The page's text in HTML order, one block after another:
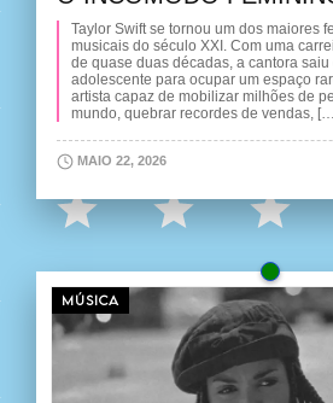
Taylor Swift se tornou um dos maiores
musicais do século XXI. Com uma
de quase duas décadas, a cantora saiu
adolescente para ocupar um espaço
artista capaz de mobilizar milhões de
mundo, quebrar recordes de vendas,
MAIO 22, 2026
MÚSICA